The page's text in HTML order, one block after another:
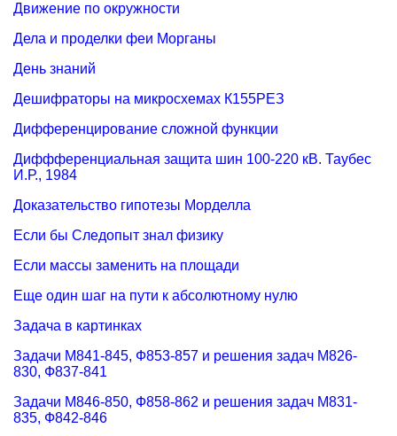
Движение по окружности
Дела и проделки феи Морганы
День знаний
Дешифраторы на микросхемах К155РЕЗ
Дифференцирование сложной функции
Диффференциальная защита шин 100-220 кВ. Таубес
И.Р., 1984
Доказательство гипотезы Морделла
Если бы Следопыт знал физику
Если массы заменить на площади
Еще один шаг на пути к абсолютному нулю
Задача в картинках
Задачи М841-845, Ф853-857 и решения задач М826-
830, Ф837-841
Задачи М846-850, Ф858-862 и решения задач М831-
835, Ф842-846